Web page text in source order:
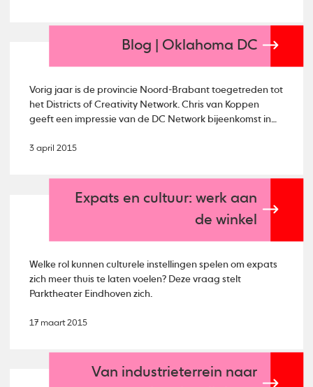
Blog | Oklahoma DC
Vorig jaar is de provincie Noord-Brabant toegetreden tot
het Districts of Creativity Network. Chris van Koppen
geeft een impressie van de DC Network bijeenkomst in
3 april 2015
Expats en cultuur: werk aan
de winkel
Welke rol kunnen culturele instellingen spelen om expats
zich meer thuis te laten voelen? Deze vraag stelt
Parktheater Eindhoven zich.
17 maart 2015
Van industrieterrein naar